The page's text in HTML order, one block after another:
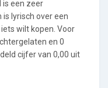
is een zeer
lyrisch over een
wilt kopen. Voor
en 0
cijfer van 0,00 uit